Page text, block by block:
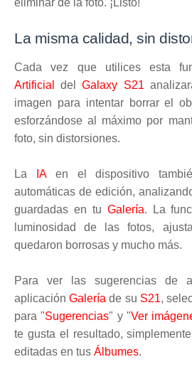
La misma calidad, sin
Cada vez que utilices esta
Artificial
delGalaxy S21
imagen para intentar borrar el
esforzándose al máximo por
foto, sin distorsiones.
La IAen el dispositivo
automáticas de edición,
guardadas en tu Galería. La
luminosidad de las fotos,
quedaron borrosas y mucho más.
Para ver las sugerencias de
aplicaciónGaleríade su S21,
para "Sugerencias" y "Ver
te gusta el resultado,
editadas en tus Álbumes.